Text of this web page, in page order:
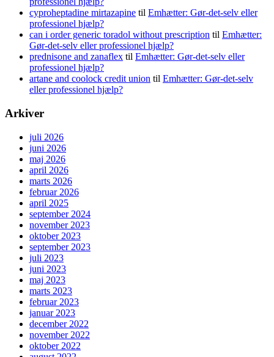
cyproheptadine mirtazapine til Emhætter: Gør-det-selv eller
professionel hjælp?
can i order generic toradol without prescription til Emhætter:
Gør-det-selv eller professionel hjælp?
prednisone and zanaflex til Emhætter: Gør-det-selv eller
professionel hjælp?
artane and coolock credit union til Emhætter: Gør-det-selv
eller professionel hjælp?
Arkiver
juli 2026
juni 2026
maj 2026
april 2026
marts 2026
februar 2026
april 2025
september 2024
november 2023
oktober 2023
september 2023
juli 2023
juni 2023
maj 2023
marts 2023
februar 2023
januar 2023
december 2022
november 2022
oktober 2022